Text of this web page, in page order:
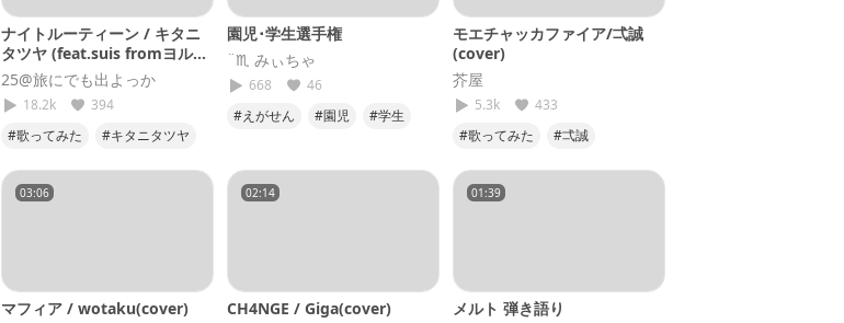
ナイトルーティーン / キタニ
タツヤ (feat.suis fromヨルシ
カ)
25@旅にでも出よっか
18.2k
394
#歌ってみた
#キタニタツヤ
#cover
園児･学生選手権
¨♏︎ みぃちゃ
668
46
#えがせん
#園児
#学生
モエチャッカファイア/弌誠
(cover)
芥屋
5.3k
433
#歌ってみた
#弌誠
#笑顔であっぷっぷ
03:06
マフィア / wotaku(cover)
02:14
CH4NGE / Giga(cover)
01:39
メルト 弾き語り